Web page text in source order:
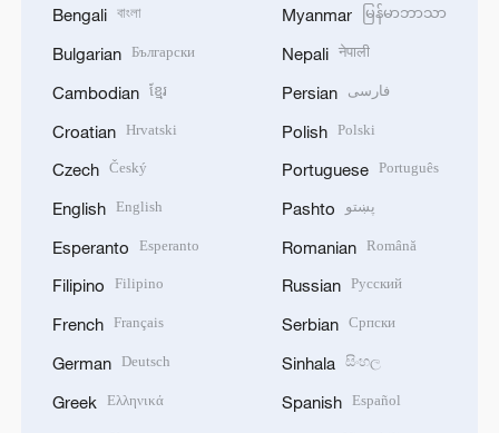
Bengali বাংলা
Bulgarian Български
Cambodian ខ្មែរ
Croatian Hrvatski
Czech Český
English English
Esperanto Esperanto
Filipino Filipino
French Français
German Deutsch
Greek Ελληνικά
Myanmar မြန်မာဘာသာ
Nepali नेपाली
Persian فارسی
Polish Polski
Portuguese Português
Pashto پښتو
Romanian Română
Russian Русский
Serbian Српски
Sinhala සිංහල
Spanish Español